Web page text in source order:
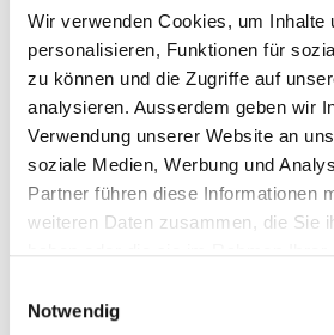
Wir verwenden Cookies, um Inhalte
personalisieren, Funktionen für
zu können und die Zugriffe auf
analysieren. Ausserdem geben wir
Verwendung unserer Website an
soziale Medien, Werbung und
Partner führen diese Informationen
weiteren Daten zusammen, die Sie
Notwendig
Zur Merkliste hinzufügen
Themen die der Veranstaltung
Digitalisierung